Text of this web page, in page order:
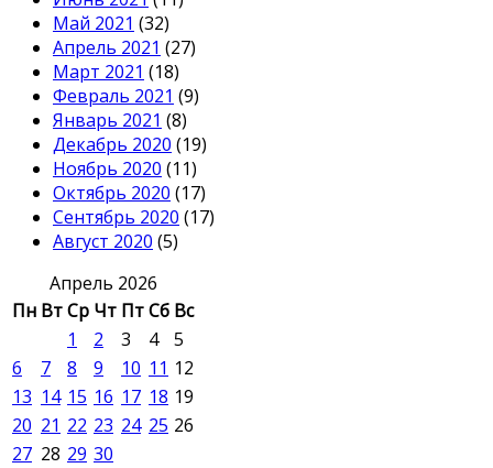
Май 2021 (32)
Апрель 2021 (27)
Март 2021 (18)
Февраль 2021 (9)
Январь 2021 (8)
Декабрь 2020 (19)
Ноябрь 2020 (11)
Октябрь 2020 (17)
Сентябрь 2020 (17)
Август 2020 (5)
Апрель 2026
Пн ВтСр Чт ПтСб Вс
1
2 3 4
5
6
7 8 9 10 11 12
13 14 15 16 17 18 19
20 21 22 23 24 25 26
27 28 29 30